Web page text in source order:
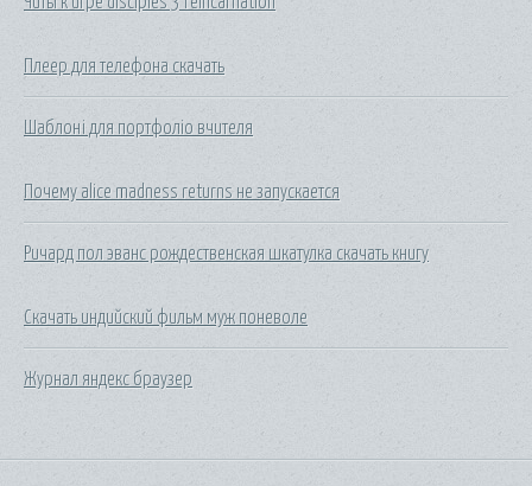
Плеер для телефона скачать
Шаблоні для портфоліо вчителя
Почему alice madness returns не запускается
Ричард пол эванс рождественская шкатулка скачать книгу
Скачать индийский фильм муж поневоле
Журнал яндекс браузер